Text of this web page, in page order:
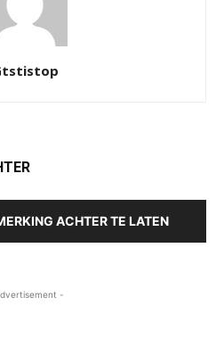
ACHTER TE LATEN
-